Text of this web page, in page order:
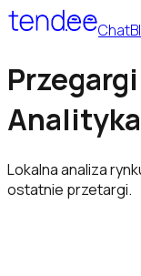
Chat
Lokalna analiza
ostatnie przetargi.